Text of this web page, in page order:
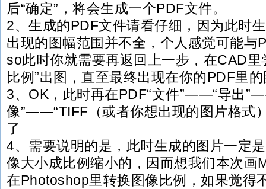
后“确定”，将会生成一个PDF文件。
2、生成的PDF文件请看仔细，因为此时
出现的图幅范围并不全，个人感觉可能与
so此时你就需要再返回上一步，在CAD里
比例”出图，直至最终出现在你的PDF里
3、OK，此时再在PDF“文件”——“导出
像”——“TIFF（或者你想出现的图片格式
了
4、需要说明的是，此时生成的图片一定
像大小成比例缩小的，因而想我们本次画
在Photoshop里转换图像比例，如果觉得